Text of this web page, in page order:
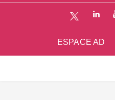
ESPACE AD